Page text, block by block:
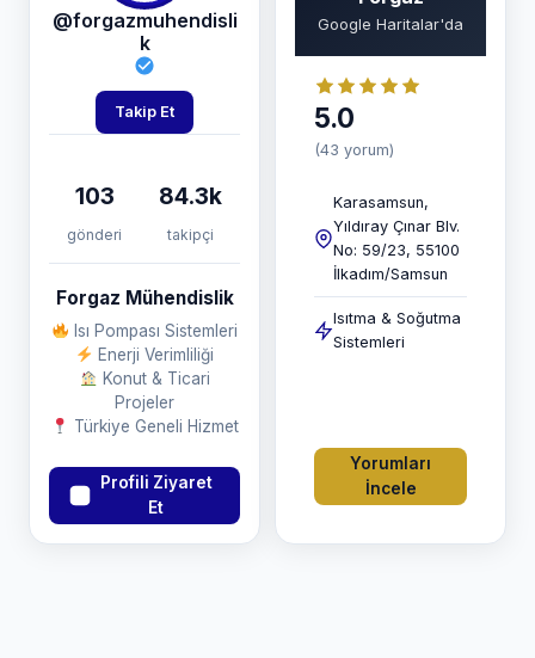
@forgazmuhendisli
k
Takip Et
103
gönderi
84.3k
takipçi
Forgaz Mühendislik
Isı Pompası Sistemleri
Enerji Verimliliği
Konut & Ticari
Projeler
Türkiye Geneli Hizmet
Profili Ziyaret
Et
Google Haritalar'da
5.0
(43 yorum)
Karasamsun,
Yıldıray Çınar Blv.
No: 59/23, 55100
İlkadım/Samsun
Isıtma & Soğutma
Sistemleri
Yorumları
İncele